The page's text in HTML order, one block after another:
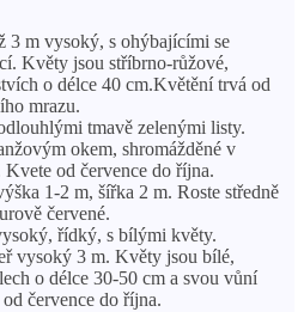
3 m vysoký, s ohýbajícími se
Květy jsou stříbrno-růžové,
o délce 40 cm.Květění trvá od
mrazu.
tmavě zelenými listy.
okem, shromážděné v
od července do října.
1-2 m, šířka 2 m. Roste středně
červené.
řídký, s bílými květy.
vysoký 3 m. Květy jsou bílé,
o délce 30-50 cm a svou vůní
července do října.